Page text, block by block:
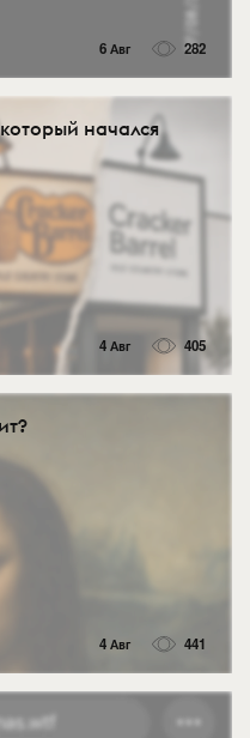
6 Авг 282
начался
4 Авг 405
4 Авг 441